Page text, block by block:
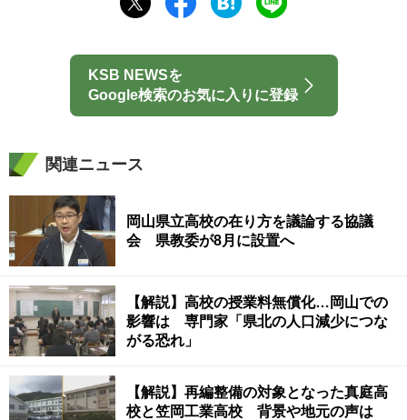
KSB NEWSを
Google検索のお気に入りに登録
関連ニュース
岡山県立高校の在り方を議論する協議
会 県教委が8月に設置へ
【解説】高校の授業料無償化…岡山での
影響は 専門家「県北の人口減少につな
がる恐れ」
【解説】再編整備の対象となった真庭高
校と笠岡工業高校 背景や地元の声は